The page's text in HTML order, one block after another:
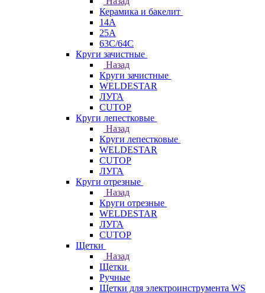
Керамика и бакелит
14А
25А
63С/64С
Круги зачистные
Назад
Круги зачистные
WELDESTAR
ЛУГА
CUTOP
Круги лепестковые
Назад
Круги лепестковые
WELDESTAR
CUTOP
ЛУГА
Круги отрезные
Назад
Круги отрезные
WELDESTAR
ЛУГА
CUTOP
Щетки
Назад
Щетки
Ручные
Щетки для электроинструмента WS